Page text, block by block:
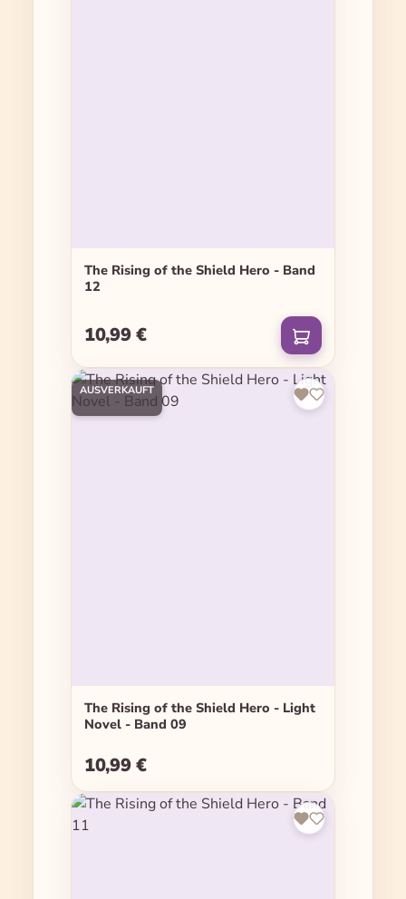
The Rising of the Shield Hero - Band
12
Regulärer Preis:
10,99 €
AUSVERKAUFT
The Rising of the Shield Hero - Light
Novel - Band 09
Regulärer Preis:
10,99 €